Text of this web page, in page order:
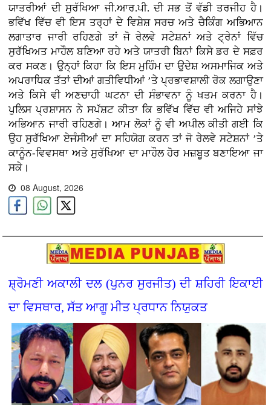
ਯਾਤਰੀਆਂ ਦੀ ਸੁਰੱਖਿਆ ਜੀ.ਆਰ.ਪੀ. ਦੀ ਸਭ ਤੋਂ ਵੱਡੀ ਤਰਜੀਹ ਹੈ।
ਭਵਿੱਖ ਵਿੱਚ ਵੀ ਇਸ ਤਰ੍ਹਾਂ ਦੇ ਵਿਸ਼ੇਸ਼ ਸਰਚ ਅਤੇ ਚੈਕਿੰਗ ਅਭਿਆਨ
ਲਗਾਤਾਰ ਜਾਰੀ ਰਹਿਣਗੇ ਤਾਂ ਜੋ ਰੇਲਵੇ ਸਟੇਸ਼ਨਾਂ ਅਤੇ ਟ੍ਰੇਨਾਂ ਵਿੱਚ
ਸੁਰੱਖਿਅਤ ਮਾਹੌਲ ਬਣਿਆ ਰਹੇ ਅਤੇ ਯਾਤਰੀ ਬਿਨਾਂ ਕਿਸੇ ਡਰ ਦੇ ਸਫ਼ਰ
ਕਰ ਸਕਣ। ਉਨ੍ਹਾਂ ਕਿਹਾ ਕਿ ਇਸ ਮੁਹਿੰਮ ਦਾ ਉਦੇਸ਼ ਅਸਮਾਜਿਕ ਅਤੇ
ਅਪਰਾਧਿਕ ਤੱਤਾਂ ਦੀਆਂ ਗਤੀਵਿਧੀਆਂ ’ਤੇ ਪ੍ਰਭਾਵਸ਼ਾਲੀ ਰੋਕ ਲਗਾਉਣਾ
ਅਤੇ ਕਿਸੇ ਵੀ ਅਣਚਾਹੀ ਘਟਨਾ ਦੀ ਸੰਭਾਵਨਾ ਨੂੰ ਖਤਮ ਕਰਨਾ ਹੈ।
ਪੁਲਿਸ ਪ੍ਰਸ਼ਾਸਨ ਨੇ ਸਪੱਸ਼ਟ ਕੀਤਾ ਕਿ ਭਵਿੱਖ ਵਿੱਚ ਵੀ ਅਜਿਹੇ ਸਾਂਝੇ
ਅਭਿਆਨ ਜਾਰੀ ਰਹਿਣਗੇ। ਆਮ ਲੋਕਾਂ ਨੂੰ ਵੀ ਅਪੀਲ ਕੀਤੀ ਗਈ ਕਿ
ਉਹ ਸੁਰੱਖਿਆ ਏਜੰਸੀਆਂ ਦਾ ਸਹਿਯੋਗ ਕਰਨ ਤਾਂ ਜੋ ਰੇਲਵੇ ਸਟੇਸ਼ਨਾਂ ’ਤੇ
ਕਾਨੂੰਨ-ਵਿਵਸਥਾ ਅਤੇ ਸੁਰੱਖਿਆ ਦਾ ਮਾਹੌਲ ਹੋਰ ਮਜ਼ਬੂਤ ਬਣਾਇਆ ਜਾ
ਸਕੇ।
08 August, 2026
ਸ਼੍ਰੋਮਣੀ ਅਕਾਲੀ ਦਲ (ਪੁਨਰ ਸੁਰਜੀਤ) ਦੀ ਸ਼ਹਿਰੀ ਇਕਾਈ
ਦਾ ਵਿਸਥਾਰ, ਸੱਤ ਆਗੂ ਮੀਤ ਪ੍ਰਧਾਨ ਨਿਯੁਕਤ